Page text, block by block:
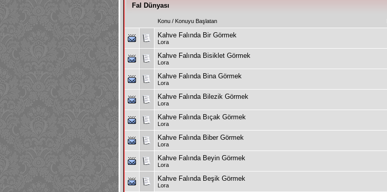
Fal Dünyası
Konu / Konuyu Başlatan
Kahve Falında Bir Görmek
Lora
Kahve Falında Bisiklet Görmek
Lora
Kahve Falında Bina Görmek
Lora
Kahve Falında Bilezik Görmek
Lora
Kahve Falında Bıçak Görmek
Lora
Kahve Falında Biber Görmek
Lora
Kahve Falında Beyin Görmek
Lora
Kahve Falında Beşik Görmek
Lora